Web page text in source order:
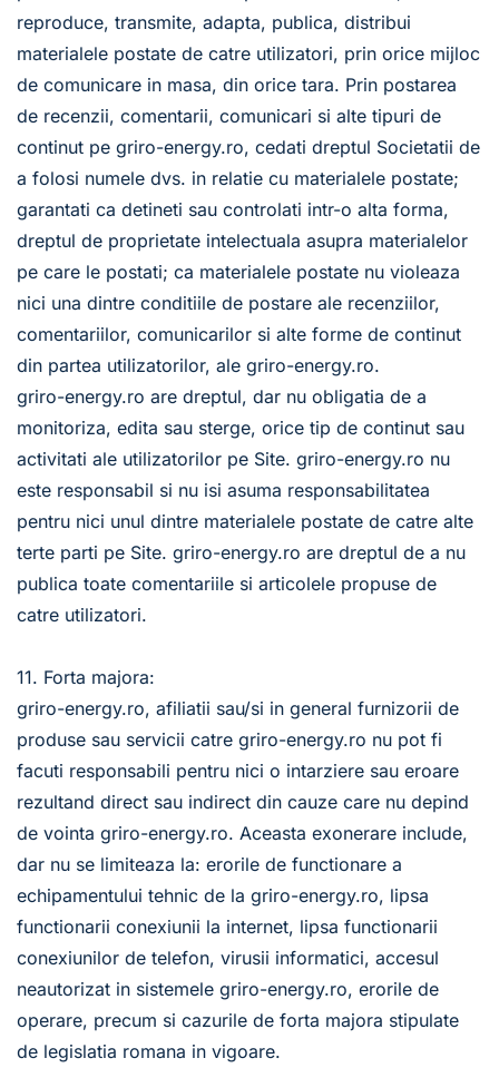
reproduce, transmite, adapta, publica, distribui
materialele postate de catre utilizatori, prin orice mijloc
de comunicare in masa, din orice tara. Prin postarea
de recenzii, comentarii, comunicari si alte tipuri de
continut pe griro-energy.ro, cedati dreptul Societatii de
a folosi numele dvs. in relatie cu materialele postate;
garantati ca detineti sau controlati intr-o alta forma,
dreptul de proprietate intelectuala asupra materialelor
pe care le postati; ca materialele postate nu violeaza
nici una dintre conditiile de postare ale recenziilor,
comentariilor, comunicarilor si alte forme de continut
din partea utilizatorilor, ale griro-energy.ro.
griro-energy.ro are dreptul, dar nu obligatia de a
monitoriza, edita sau sterge, orice tip de continut sau
activitati ale utilizatorilor pe Site. griro-energy.ro nu
este responsabil si nu isi asuma responsabilitatea
pentru nici unul dintre materialele postate de catre alte
terte parti pe Site. griro-energy.ro are dreptul de a nu
publica toate comentariile si articolele propuse de
catre utilizatori.
11. Forta majora:
griro-energy.ro, afiliatii sau/si in general furnizorii de
produse sau servicii catre griro-energy.ro nu pot fi
facuti responsabili pentru nici o intarziere sau eroare
rezultand direct sau indirect din cauze care nu depind
de vointa griro-energy.ro. Aceasta exonerare include,
dar nu se limiteaza la: erorile de functionare a
echipamentului tehnic de la griro-energy.ro, lipsa
functionarii conexiunii la internet, lipsa functionarii
conexiunilor de telefon, virusii informatici, accesul
neautorizat in sistemele griro-energy.ro, erorile de
operare, precum si cazurile de forta majora stipulate
de legislatia romana in vigoare.